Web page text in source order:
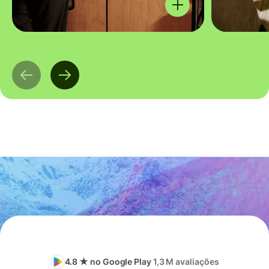
4.8 ★ no Google Play1,3 M avaliações